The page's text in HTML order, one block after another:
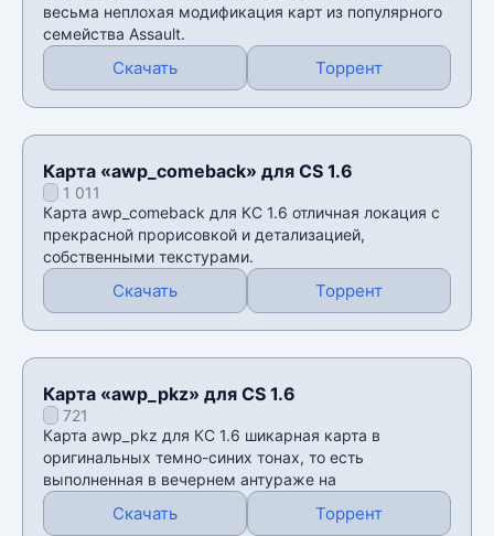
весьма неплохая модификация карт из популярного
семейства Assault.
Скачать Торрент
Карта «awp_comeback» для CS 1.6
1 011
Карта awp_comeback для КС 1.6 отличная локация с
прекрасной прорисовкой и детализацией,
собственными текстурами.
Скачать Торрент
Карта «awp_pkz» для CS 1.6
721
Карта awp_pkz для КС 1.6 шикарная карта в
оригинальных темно-синих тонах, то есть
выполненная в вечернем антураже на
Скачать Торрент